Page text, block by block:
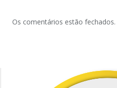
Os comentários estão fechados.